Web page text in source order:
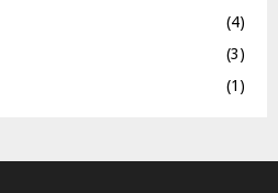
(4)
(3)
(1)